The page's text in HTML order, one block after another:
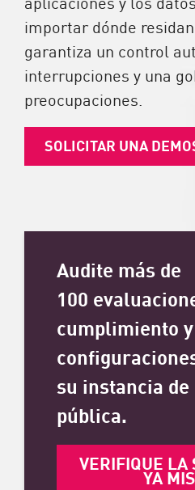
importar dónde
garantiza un control
interrupciones y una
preocupaciones.
SOLICITAR UNA
Audite más de
100
cumplimiento y
su instancia de
pública.
VERIFIQUE LA
YA